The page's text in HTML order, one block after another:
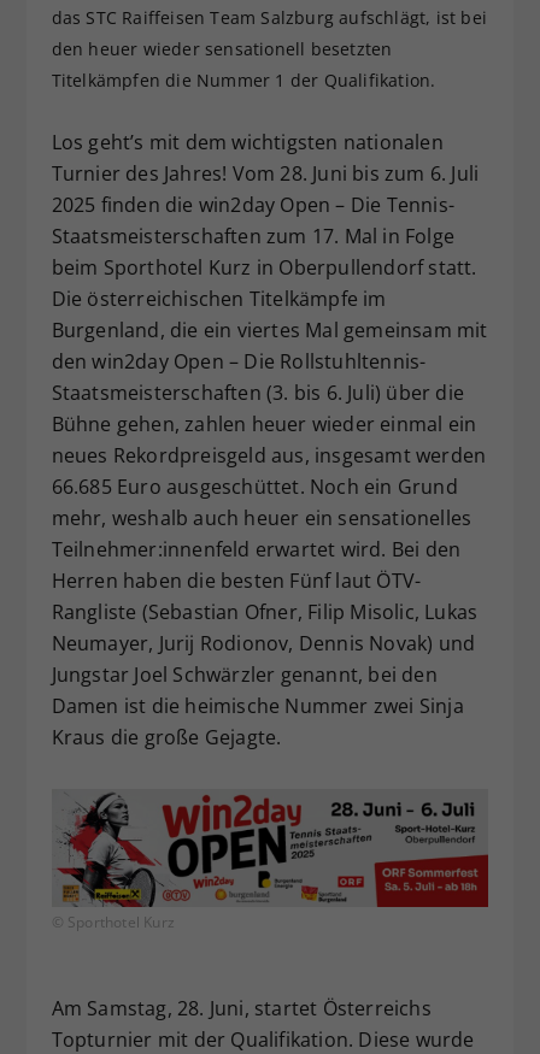
das STC Raiffeisen Team Salzburg aufschlägt, ist bei
den heuer wieder sensationell besetzten
Titelkämpfen die Nummer 1 der Qualifikation.
Los geht’s mit dem wichtigsten nationalen
Turnier des Jahres! Vom 28. Juni bis zum 6. Juli
2025 finden die win2day Open – Die Tennis-
Staatsmeisterschaften zum 17. Mal in Folge
beim Sporthotel Kurz in Oberpullendorf statt.
Die österreichischen Titelkämpfe im
Burgenland, die ein viertes Mal gemeinsam mit
den win2day Open – Die Rollstuhltennis-
Staatsmeisterschaften (3. bis 6. Juli) über die
Bühne gehen, zahlen heuer wieder einmal ein
neues Rekordpreisgeld aus, insgesamt werden
66.685 Euro ausgeschüttet. Noch ein Grund
mehr, weshalb auch heuer ein sensationelles
Teilnehmer:innenfeld erwartet wird. Bei den
Herren haben die besten Fünf laut ÖTV-
Rangliste (Sebastian Ofner, Filip Misolic, Lukas
Neumayer, Jurij Rodionov, Dennis Novak) und
Jungstar Joel Schwärzler genannt, bei den
Damen ist die heimische Nummer zwei Sinja
Kraus die große Gejagte.
© Sporthotel Kurz
Am Samstag, 28. Juni, startet Österreichs
Topturnier mit der Qualifikation. Diese wurde
Dieser Wert speichert Ihre Consent-
Einstellungen. Unter anderem eine
zufällig generierte ID, für die
vorgenommen Einstellungen, falls der
Webseiten-Betreiber dies eingestellt
hat.